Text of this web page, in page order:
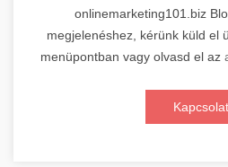
onlinemarketing101.biz
megjelenéshez, kérünk küld el
menüpontban vagy olvasd el az
Kapcsolat